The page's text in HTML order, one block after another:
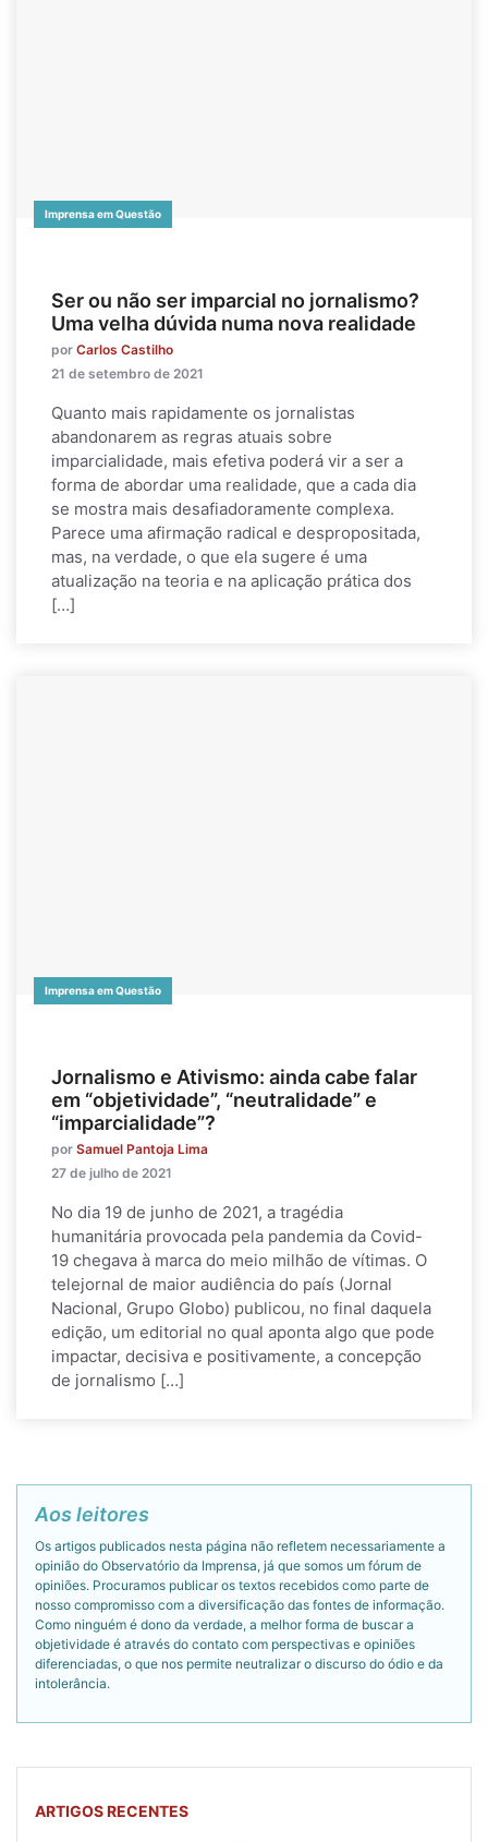
Imprensa em Questão
Ser ou não ser imparcial no jornalismo?
Uma velha dúvida numa nova realidade
por Carlos Castilho
21 de setembro de 2021
Quanto mais rapidamente os jornalistas
abandonarem as regras atuais sobre
imparcialidade, mais efetiva poderá vir a ser a
forma de abordar uma realidade, que a cada dia
se mostra mais desafiadoramente complexa.
Parece uma afirmação radical e despropositada,
mas, na verdade, o que ela sugere é uma
atualização na teoria e na aplicação prática dos
[…]
Imprensa em Questão
Jornalismo e Ativismo: ainda cabe falar
em “objetividade”, “neutralidade” e
“imparcialidade”?
por Samuel Pantoja Lima
27 de julho de 2021
No dia 19 de junho de 2021, a tragédia
humanitária provocada pela pandemia da Covid-
19 chegava à marca do meio milhão de vítimas. O
telejornal de maior audiência do país (Jornal
Nacional, Grupo Globo) publicou, no final daquela
edição, um editorial no qual aponta algo que pode
impactar, decisiva e positivamente, a concepção
de jornalismo […]
Aos leitores
Os artigos publicados nesta página não refletem necessariamente a
opinião do Observatório da Imprensa, já que somos um fórum de
opiniões. Procuramos publicar os textos recebidos como parte de
nosso compromisso com a diversificação das fontes de informação.
Como ninguém é dono da verdade, a melhor forma de buscar a
objetividade é através do contato com perspectivas e opiniões
diferenciadas, o que nos permite neutralizar o discurso do ódio e da
intolerância.
ARTIGOS RECENTES